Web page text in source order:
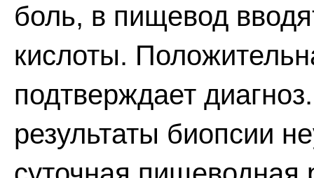
боль, в пищевод
кислоты.
подтверждает
результаты биопсии